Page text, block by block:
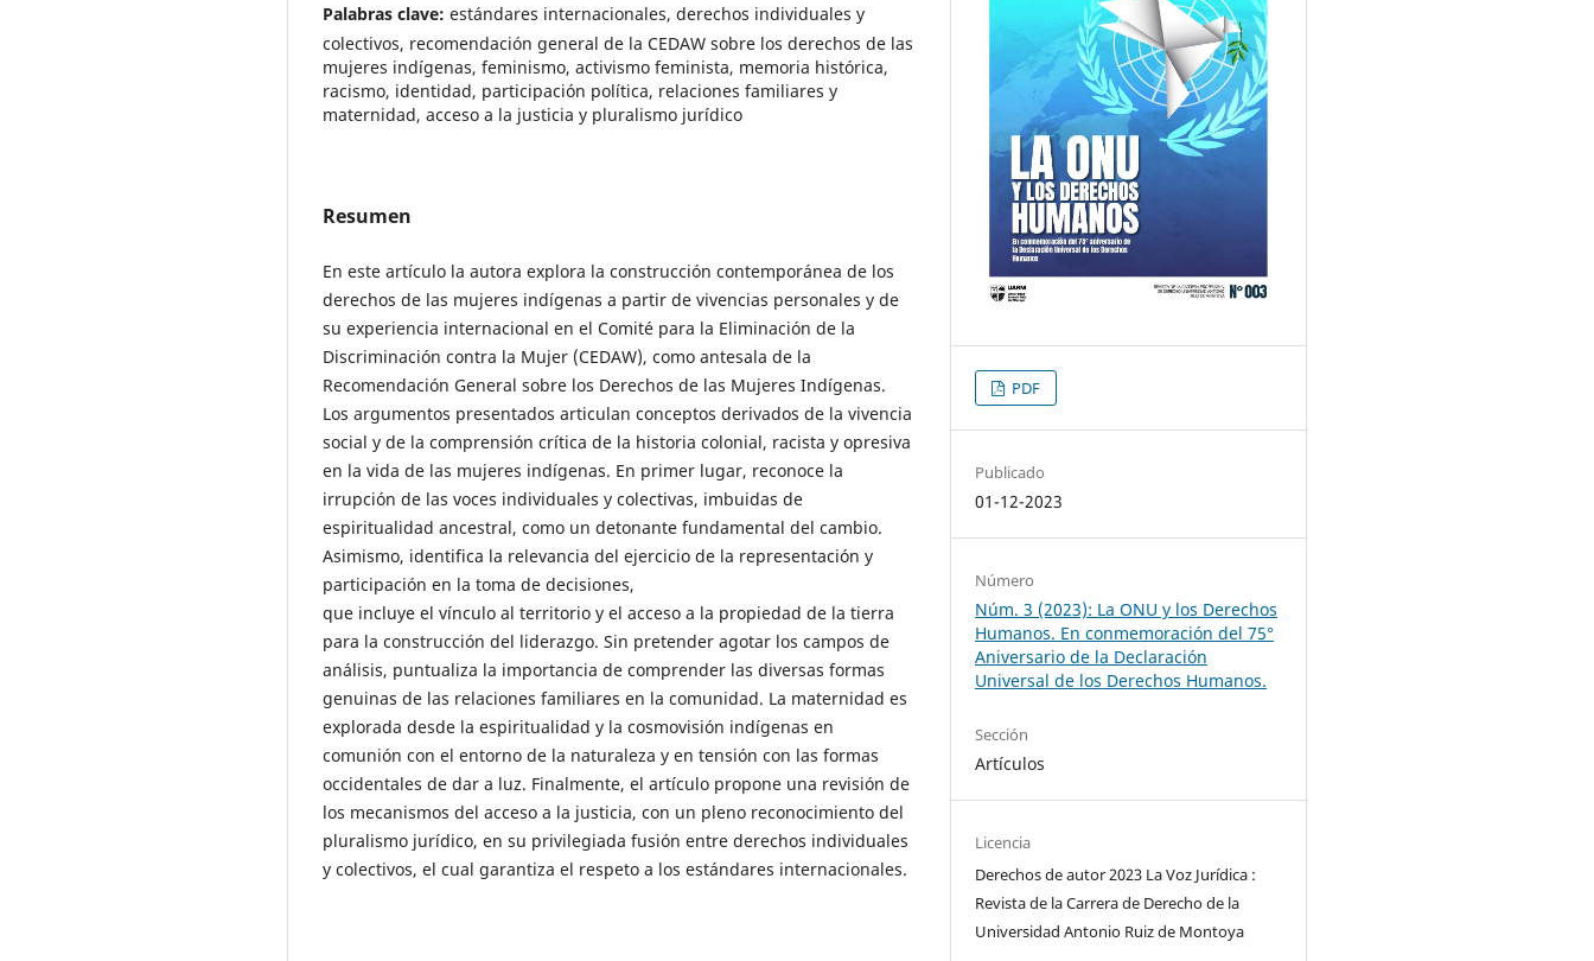
Palabras clave: estándares internacionales, derechos individuales y
colectivos, recomendación general de la CEDAW sobre los derechos de las
mujeres indígenas, feminismo, activismo feminista, memoria histórica,
racismo, identidad, participación política, relaciones familiares y
maternidad, acceso a la justicia y pluralismo jurídico
Resumen
En este artículo la autora explora la construcción contemporánea de los
derechos de las mujeres indígenas a partir de vivencias personales y de
su experiencia internacional en el Comité para la Eliminación de la
Discriminación contra la Mujer (CEDAW), como antesala de la
Recomendación General sobre los Derechos de las Mujeres Indígenas.
Los argumentos presentados articulan conceptos derivados de la vivencia
social y de la comprensión crítica de la historia colonial, racista y opresiva
en la vida de las mujeres indígenas. En primer lugar, reconoce la
irrupción de las voces individuales y colectivas, imbuidas de
espiritualidad ancestral, como un detonante fundamental del cambio.
Asimismo, identifica la relevancia del ejercicio de la representación y
participación en la toma de decisiones,
que incluye el vínculo al territorio y el acceso a la propiedad de la tierra
para la construcción del liderazgo. Sin pretender agotar los campos de
análisis, puntualiza la importancia de comprender las diversas formas
genuinas de las relaciones familiares en la comunidad. La maternidad es
explorada desde la espiritualidad y la cosmovisión indígenas en
comunión con el entorno de la naturaleza y en tensión con las formas
occidentales de dar a luz. Finalmente, el artículo propone una revisión de
los mecanismos del acceso a la justicia, con un pleno reconocimiento del
pluralismo jurídico, en su privilegiada fusión entre derechos individuales
y colectivos, el cual garantiza el respeto a los estándares internacionales.
PDF
Publicado
01-12-2023
Número
Núm. 3 (2023): La ONU y los Derechos
Humanos. En conmemoración del 75°
Aniversario de la Declaración
Universal de los Derechos Humanos.
Sección
Artículos
Licencia
Derechos de autor 2023 La Voz Jurídica :
Revista de la Carrera de Derecho de la
Universidad Antonio Ruiz de Montoya